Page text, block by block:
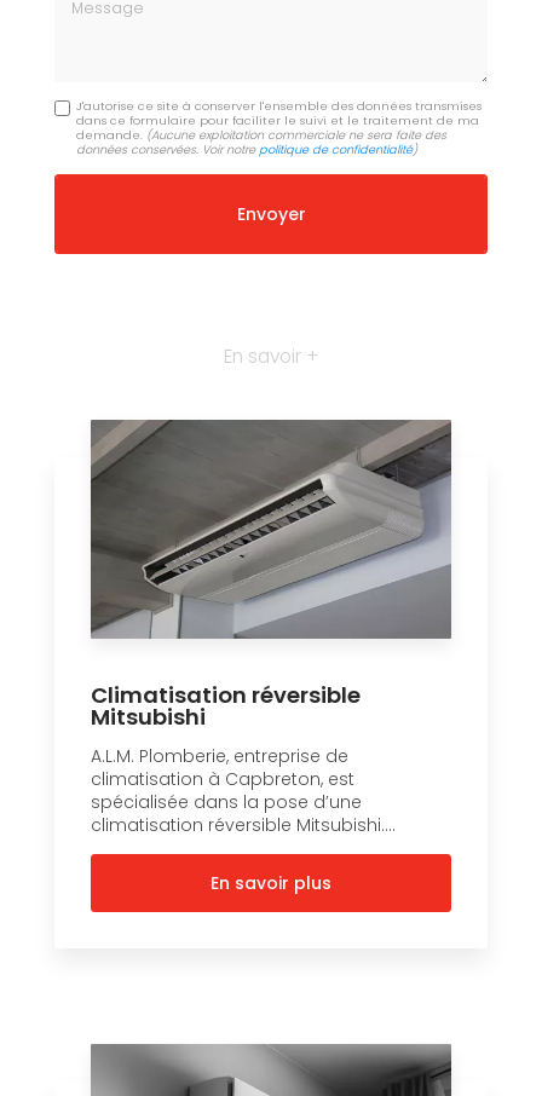
J'autorise ce site à conserver l'ensemble des données transmises
dans ce formulaire pour faciliter le suivi et le traitement de ma
demande. (Aucune exploitation commerciale ne sera faite des
données conservées. Voir notrepolitique de confidentialité)
En savoir +
Climatisation réversible
Mitsubishi
A.L.M. Plomberie, entreprise de
climatisation à Capbreton, est
spécialisée dans la pose d’une
climatisation réversible Mitsubishi....
En savoir plus